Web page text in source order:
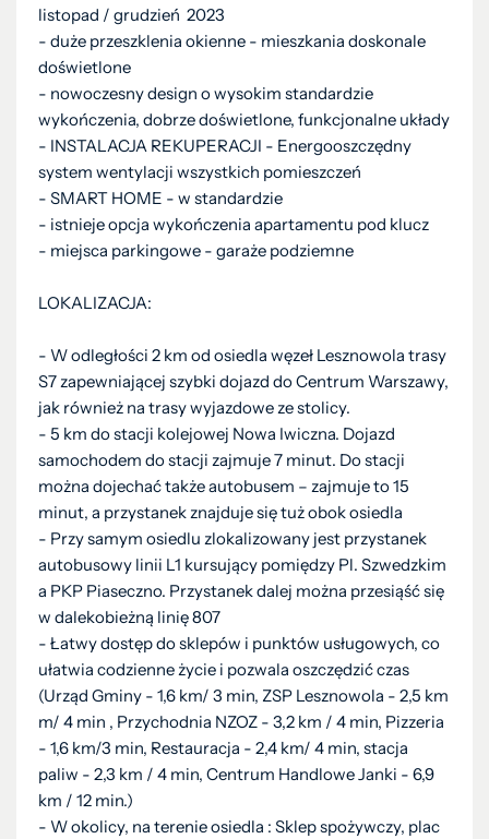
listopad / grudzień 2023
- duże przeszklenia okienne - mieszkania doskonale
doświetlone
- nowoczesny design o wysokim standardzie
wykończenia, dobrze doświetlone, funkcjonalne układy
- INSTALACJA REKUPERACJI - Energooszczędny
system wentylacji wszystkich pomieszczeń
- SMART HOME - w standardzie
- istnieje opcja wykończenia apartamentu pod klucz
- miejsca parkingowe - garaże podziemne
LOKALIZACJA:
- W odległości 2 km od osiedla węzeł Lesznowola trasy
S7 zapewniającej szybki dojazd do Centrum Warszawy,
jak również na trasy wyjazdowe ze stolicy.
- 5 km do stacji kolejowej Nowa Iwiczna. Dojazd
samochodem do stacji zajmuje 7 minut. Do stacji
można dojechać także autobusem – zajmuje to 15
minut, a przystanek znajduje się tuż obok osiedla
- Przy samym osiedlu zlokalizowany jest przystanek
autobusowy linii L1 kursujący pomiędzy Pl. Szwedzkim
a PKP Piaseczno. Przystanek dalej można przesiąść się
w dalekobieżną linię 807
- Łatwy dostęp do sklepów i punktów usługowych, co
ułatwia codzienne życie i pozwala oszczędzić czas
(Urząd Gminy - 1,6 km/ 3 min, ZSP Lesznowola - 2,5 km
m/ 4 min , Przychodnia NZOZ - 3,2 km / 4 min, Pizzeria
- 1,6 km/3 min, Restauracja - 2,4 km/ 4 min, stacja
paliw - 2,3 km / 4 min, Centrum Handlowe Janki - 6,9
km / 12 min.)
- W okolicy, na terenie osiedla : Sklep spożywczy, plac